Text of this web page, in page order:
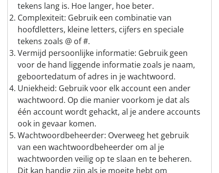
tekens lang is. Hoe langer, hoe beter.
Complexiteit: Gebruik een combinatie van
hoofdletters, kleine letters, cijfers en speciale
tekens zoals @ of #.
Vermijd persoonlijke informatie: Gebruik geen
voor de hand liggende informatie zoals je naam,
geboortedatum of adres in je wachtwoord.
Uniekheid: Gebruik voor elk account een ander
wachtwoord. Op die manier voorkom je dat als
één account wordt gehackt, al je andere accounts
ook in gevaar komen.
Wachtwoordbeheerder: Overweeg het gebruik
van een wachtwoordbeheerder om al je
wachtwoorden veilig op te slaan en te beheren.
Dit kan handig zijn als je moeite hebt om